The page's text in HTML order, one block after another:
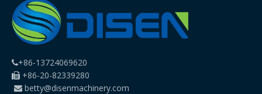
+86-13724069620
 +86-20-82339280
 betty@disenmachinery.com